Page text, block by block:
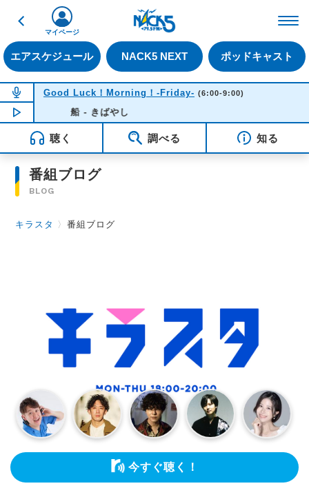
戻る
エアスケジュール NACK5 NEXT ポッドキャスト
マイページ
NOW ON AIR
Good Luck！Morning！-Friday- (6:00-9:00)
NOW PLAYING06:33
船 - きばやし
聴く 調べる 知る
番組ブログ
BLOG
キラスタ 〉番組ブログ
今すぐ聴く！